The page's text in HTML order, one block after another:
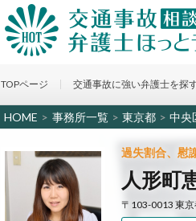
TOPページ 交通事故に強い弁護士を探
HOME > 事務所一覧 > 東京都 > 中央
過失割合、慰
人形町
〒103-0013 東